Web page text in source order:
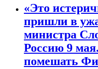
«Это
пришли в
министра
Россию 9
помешать